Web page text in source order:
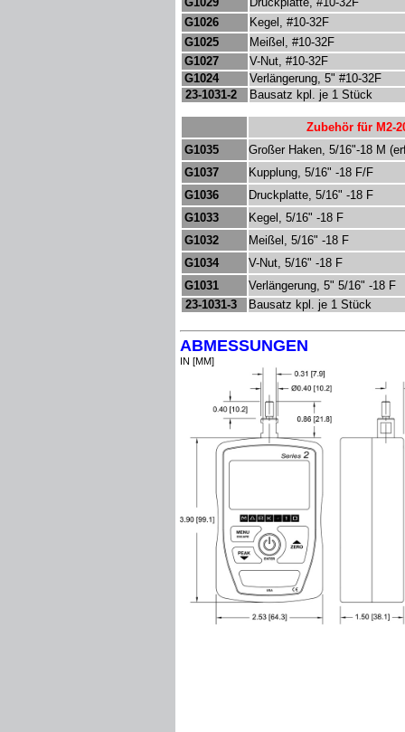
G1026
Kegel, #10-32F
G1025
Meißel, #10-32F
G1027
V-Nut, #10-32F
G1024
Verlängerung, 5" #10-32F
23-1031-2
Bausatz kpl. je 1 Stück
Zubehör für M2-
G1035
Großer Haken, 5/16"-18 M
G1037 Kupplung, 5/16" -18 F/F
G1036 Druckplatte, 5/16" -18 F
G1033 Kegel, 5/16" -18 F
G1032 Meißel, 5/16" -18 F
G1034 V-Nut, 5/16" -18 F
G1031 Verlängerung, 5" 5/16" -18 F
23-1031-3
Bausatz kpl. je 1 Stück
ABMESSUNGEN
IN [MM]